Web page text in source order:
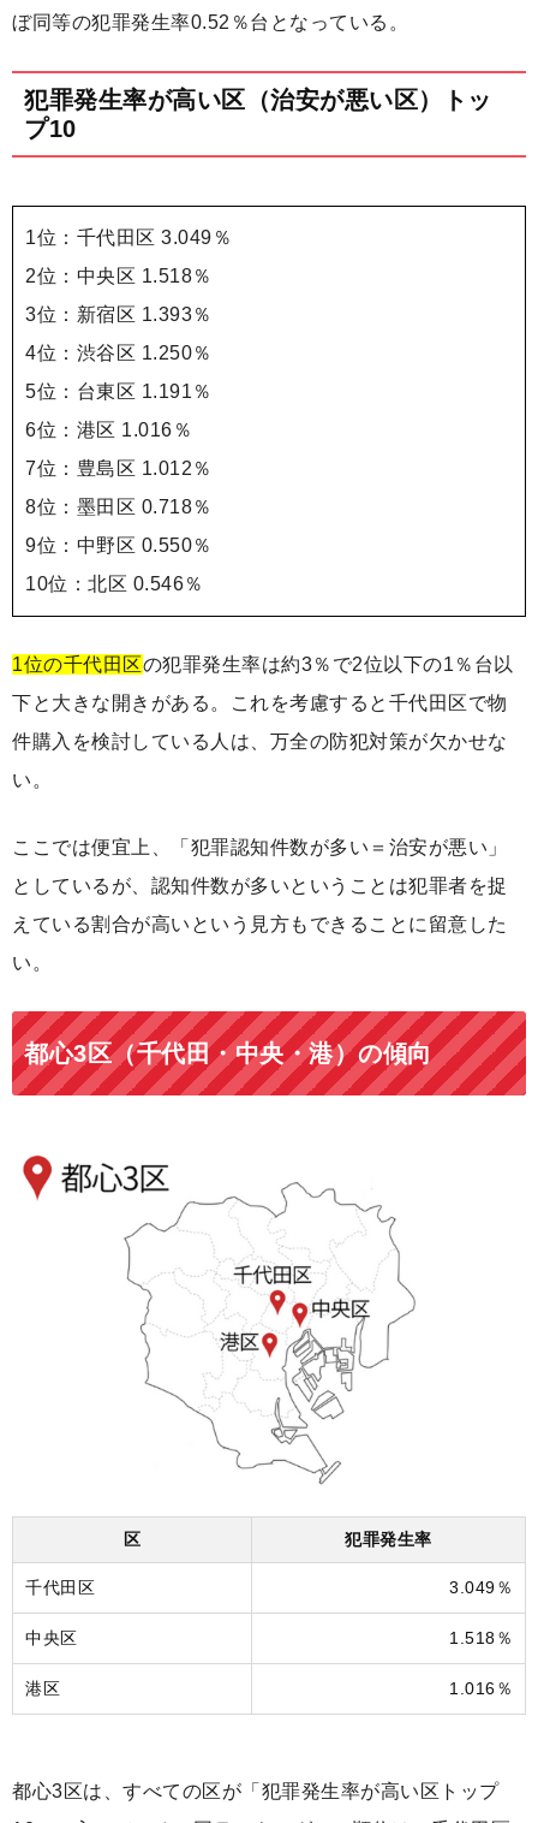
ぼ同等の犯罪発生率0.52％台となっている。
犯罪発生率が高い区（治安が悪い区）トッ
プ10
1位：千代田区 3.049％
2位：中央区 1.518％
3位：新宿区 1.393％
4位：渋谷区 1.250％
5位：台東区 1.191％
6位：港区 1.016％
7位：豊島区 1.012％
8位：墨田区 0.718％
9位：中野区 0.550％
10位：北区 0.546％
1位の千代田区の犯罪発生率は約3％で2位以下の1％台以
下と大きな開きがある。これを考慮すると千代田区で物
件購入を検討している人は、万全の防犯対策が欠かせな
い。
ここでは便宜上、「犯罪認知件数が多い＝治安が悪い」
としているが、認知件数が多いということは犯罪者を捉
えている割合が高いという見方もできることに留意した
い。
都心3区（千代田・中央・港）の傾向
区 犯罪発生率
千代田区 3.049％
中央区 1.518％
港区 1.016％
都心3区は、すべての区が「犯罪発生率が高い区トップ